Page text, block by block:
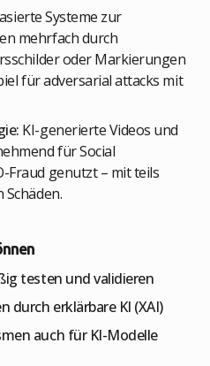
Systeme zur
mehrfach durch
oder Markierungen
für adversarial attacks mit
KI-generierte Videos und
für Social
Fraud genutzt – mit teils
testen und validieren
durch erklärbare KI (XAI)
auch für KI-Modelle